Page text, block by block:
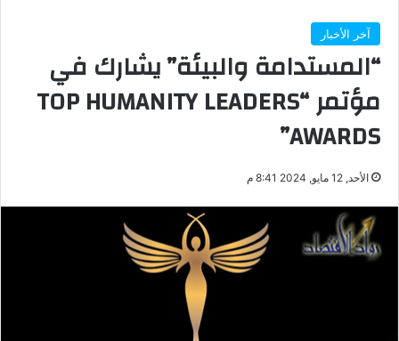
آخر الأخبار
“المستدامة والبيئة” يشارك في
مؤتمر “TOP HUMANITY LEADERS
AWARDS”
الأحد, 12 مايو, 2024 8:41 م